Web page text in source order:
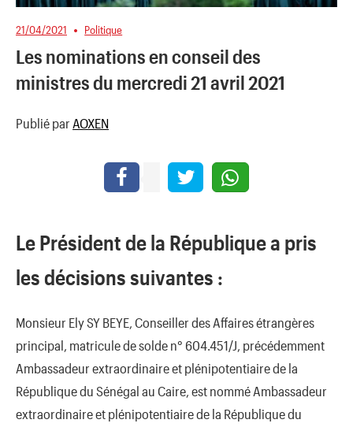
21/04/2021 Politique
Les nominations en conseil des
ministres du mercredi 21 avril 2021
Publié par AOXEN
Le Président de la République a pris
les décisions suivantes :
Monsieur Ely SY BEYE, Conseiller des Affaires étrangères
principal, matricule de solde n° 604.451/J, précédemment
Ambassadeur extraordinaire et plénipotentiaire de la
République du Sénégal au Caire, est nommé Ambassadeur
extraordinaire et plénipotentiaire de la République du